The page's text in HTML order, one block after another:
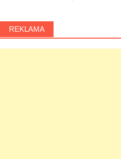
REKLAMA